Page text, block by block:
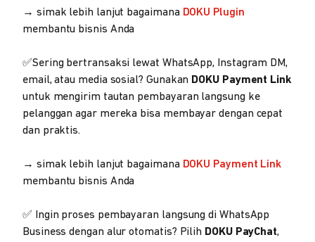
→ simak lebih lanjut bagaimana DOKU Plugin
membantu bisnis Anda
✅Sering bertransaksi lewat WhatsApp, Instagram DM,
email, atau media sosial? Gunakan DOKU Payment Link
untuk mengirim tautan pembayaran langsung ke
pelanggan agar mereka bisa membayar dengan cepat
dan praktis.
→ simak lebih lanjut bagaimana DOKU Payment Link
membantu bisnis Anda
✅ Ingin proses pembayaran langsung di WhatsApp
Business dengan alur otomatis? Pilih DOKU PayChat,